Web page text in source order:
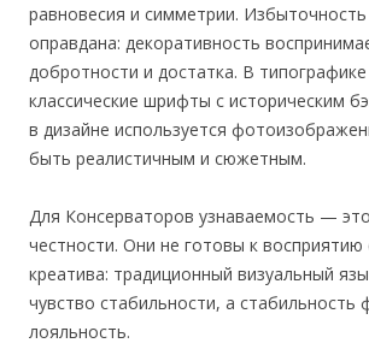
равновесия и симметрии.
оправдана: декоративность
добротности и достатка. В
классические шрифты с историческим
в дизайне используется
быть реалистичным и сюжетным.
Для Консерваторов узнаваемость —
честности. Они не готовы к
креатива: традиционный визуальный
чувство стабильности, а стабильность
лояльность.